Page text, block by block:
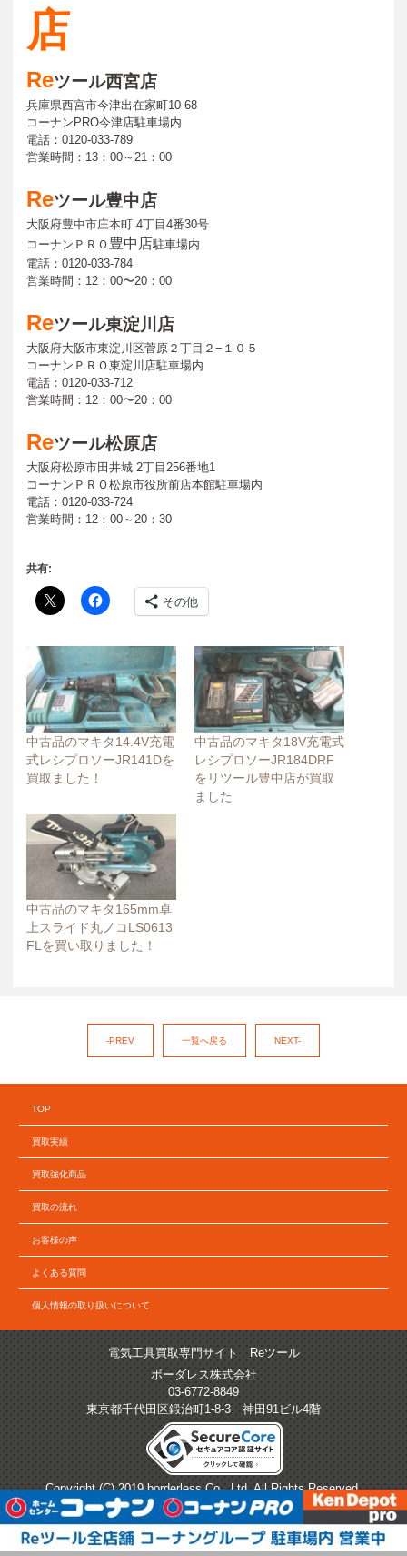
店
Reツール西宮店
兵庫県西宮市今津出在家町10-68
コーナンPRO今津店駐車場内
電話：0120-033-789
営業時間：13：00～21：00
Reツール豊中店
大阪府豊中市庄本町 4丁目4番30号
コーナンＰＲＯ 豊中店駐車場内
電話：0120-033-784
営業時間：12：00〜20：00
Reツール東淀川店
大阪府大阪市東淀川区菅原２丁目２−１０５
コーナンＰＲＯ東淀川店駐車場内
電話：0120-033-712
営業時間：12：00〜20：00
Reツール松原店
大阪府松原市田井城 2丁目256番地1
コーナンＰＲＯ松原市役所前店本館駐車場内
電話：0120-033-724
営業時間：12：00～20：30
共有:
その他
中古品のマキタ14.4V充電
式レシプロソーJR141Dを
買取ました！
中古品のマキタ18V充電式
レシプロソーJR184DRF
をリツール豊中店が買取
ました
中古品のマキタ165mm卓
上スライド丸ノコLS0613
FLを買い取りました！
-PREV 一覧へ戻る NEXT-
TOP
買取実績
買取強化商品
買取の流れ
お客様の声
よくある質問
個人情報の取り扱いについて
電気工具買取専門サイト Reツール
ボーダレス株式会社
03-6772-8849
東京都千代田区鍛治町1-8-3 神田91ビル4階
Copyright (C) 2019 borderless Co., Ltd. All Rights Reserved.